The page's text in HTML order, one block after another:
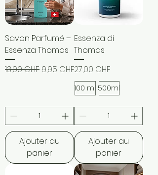
Savon Parfumé –
Essenza Thomas
Prix original
13,90 CHF Prix promotionnel
9,95 CHF
Ajouter au
panier
Essenza di
Thomas
Prix
27,00 CHF
100 ml 500ml
Ajouter au
panier